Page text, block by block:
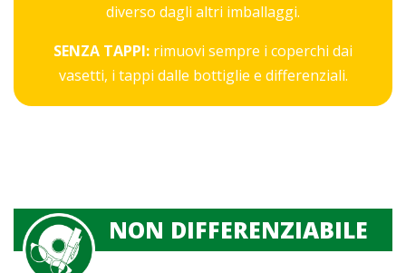
diverso dagli altri imballaggi.
SENZA TAPPI: rimuovi sempre i coperchi dai
vasetti, i tappi dalle bottiglie e differenziali.
NON DIFFERENZIABILE